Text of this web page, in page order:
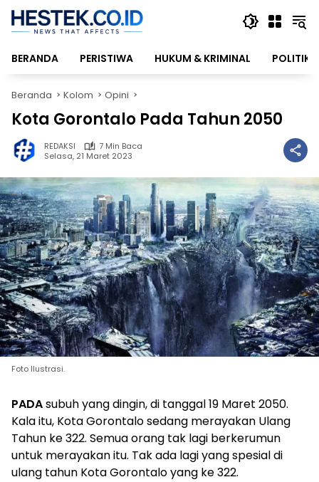
Langsung
konten
BERANDA
PERISTIWA HUKUM & KRIMINAL POLITIK
Beranda Kolom Opini
Kota Gorontalo Pada Tahun 2050
REDAKSI
7 Min Baca
Selasa, 21 Maret 2023
Foto Ilustrasi.
PADAsubuh yang dingin, di tanggal 19 Maret 2050.
Kala itu, Kota Gorontalo sedang merayakan Ulang
Tahun ke 322. Semua orang tak lagi berkerumun
untuk merayakan itu. Tak ada lagi yang spesial di
ulang tahun Kota Gorontalo yang ke 322.